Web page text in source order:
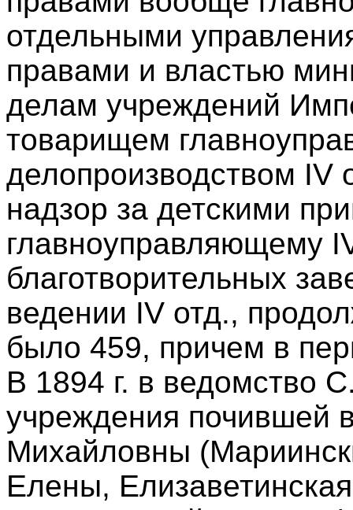
отдельными
правами и властью
делам учреждений
товарищем
делопроизводством IV
надзор за детскими
главноуправляющему
благотворительных
ведении IV отд.,
было 459, причем в
В 1894 г. в ведомство
учреждения почившей
Михайловны
Елены,